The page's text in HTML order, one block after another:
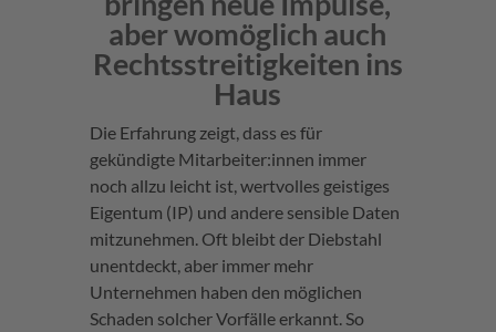
aber womöglich auch
Rechtsstreitigkeiten ins
Haus
Die Erfahrung zeigt, dass es für
gekündigte Mitarbeiter:innen immer
noch allzu leicht ist, wertvolles geistiges
Eigentum (IP) und andere sensible Daten
mitzunehmen. Oft bleibt der Diebstahl
unentdeckt, aber immer mehr
Unternehmen haben den möglichen
Schaden solcher Vorfälle erkannt. So